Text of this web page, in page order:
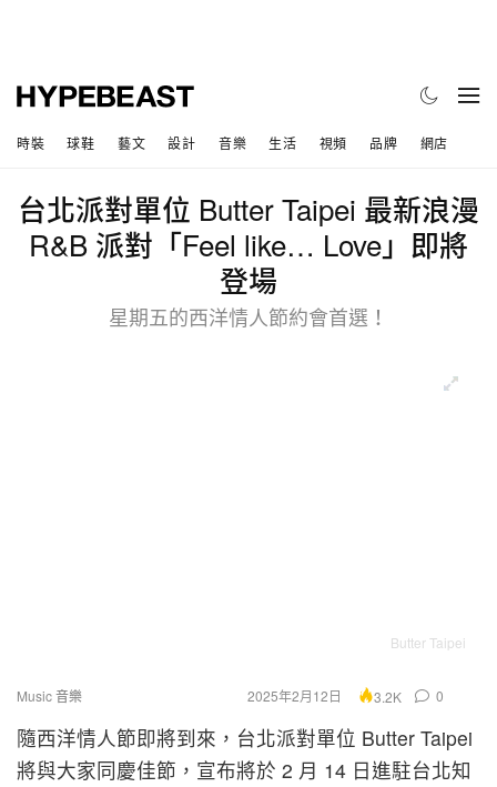
時裝 球鞋 藝文 設計 音樂 生活 視頻 品牌 網店
台北派對單位 Butter Taipei 最新浪漫
R&B 派對「Feel like… Love」即將
登場
星期五的西洋情人節約會首選！
Butter Taipei
Music 音樂 2025年2月12日 3.2K 0
隨西洋情人節即將到來，台北派對單位 Butter Taipei
將與大家同慶佳節，宣布將於 2 月 14 日進駐台北知